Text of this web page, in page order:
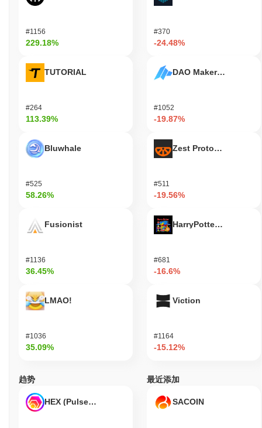
#1156
229.18%
TUTORIAL
#264
113.39%
Bluwhale
#525
58.26%
Fusionist
#1136
36.45%
LMAO!
#1036
35.09%
#370
-24.48%
DAO Maker Token
#1052
-19.87%
Zest Protocol
#511
-19.56%
#681
-16.6%
Viction
#1164
-15.12%
趋势
HEX (Pulsechain)
最近添加
SACOIN